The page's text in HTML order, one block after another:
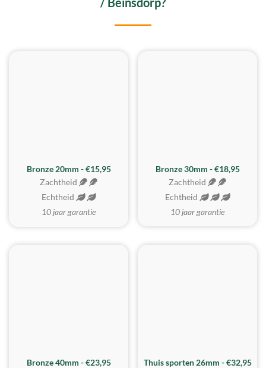
Bronze 20mm - €15,95
Zachtheid
Echtheid
10 jaar garantie
BESTE KOOP
Bronze 30mm - €18,95
Zachtheid
Echtheid
10 jaar garantie
Bronze 40mm - €23,95
Thuis sporten 26mm - €32,95